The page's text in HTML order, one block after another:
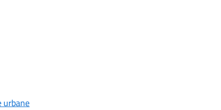
urbane